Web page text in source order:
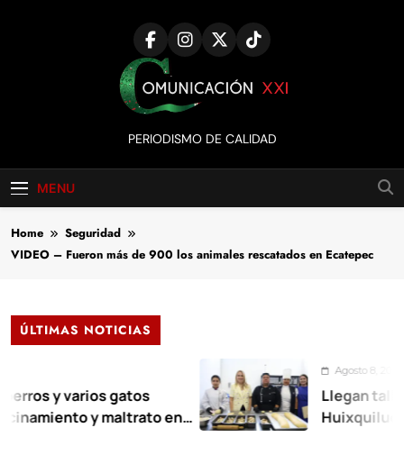
Comunicación
XXI
PERIODISMO DE CALIDAD
MENU
Home
Seguridad
VIDEO – Fueron más de 900 los animales rescatados en Ecatepec
ÚLTIMAS NOTICIAS
y varios gatos
y maltrato en
Agosto 8, 2026
Llegan talleres de
Huixquilucan